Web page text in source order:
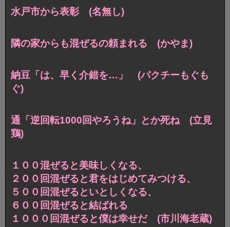
水戸市から表彰 (名無し)
隣の家からも混ぜるの頼まれる (かやま)
納豆「は、早く介錯を…」 (パクチーもぐも
ぐ)
通「逆回転1000回やろうね」とか死ね (立見
鶏)
１００混ぜると美味しくなる、
２００回混ぜると君をはじめてみつける、
５００回混ぜるといとしくなる、
６００回混ぜると結ばれる
１０００回混ぜると僕は幸せだ (市川海老蔵)